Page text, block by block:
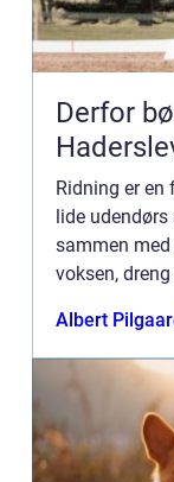
Derfor
Ridning er
lide
sammen
voksen,
sundheds...
Albert